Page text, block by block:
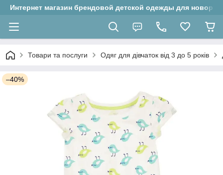
Интернет магазин брендовой детской одежды для
Товари та послуги Одяг для дівчаток від 3 до 5 років
–40%